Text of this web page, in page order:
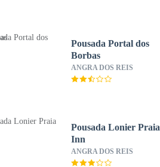
Pousada Portal dos
Borbas
ANGRA DOS REIS
Pousada Lonier Praia
Inn
ANGRA DOS REIS